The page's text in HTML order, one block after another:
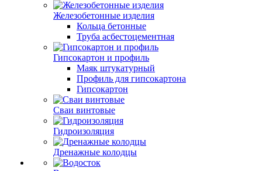
Железобетонные изделия
Кольца бетонные
Труба асбестоцементная
Гипсокартон и профиль
Маяк штукатурный
Профиль для гипсокартона
Гипсокартон
Сваи винтовые
Гидроизоляция
Дренажные колодцы